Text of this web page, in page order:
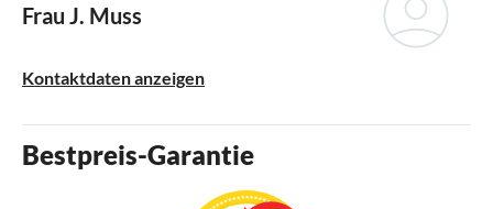
Frau J. Muss
Kontaktdaten anzeigen
Bestpreis-Garantie